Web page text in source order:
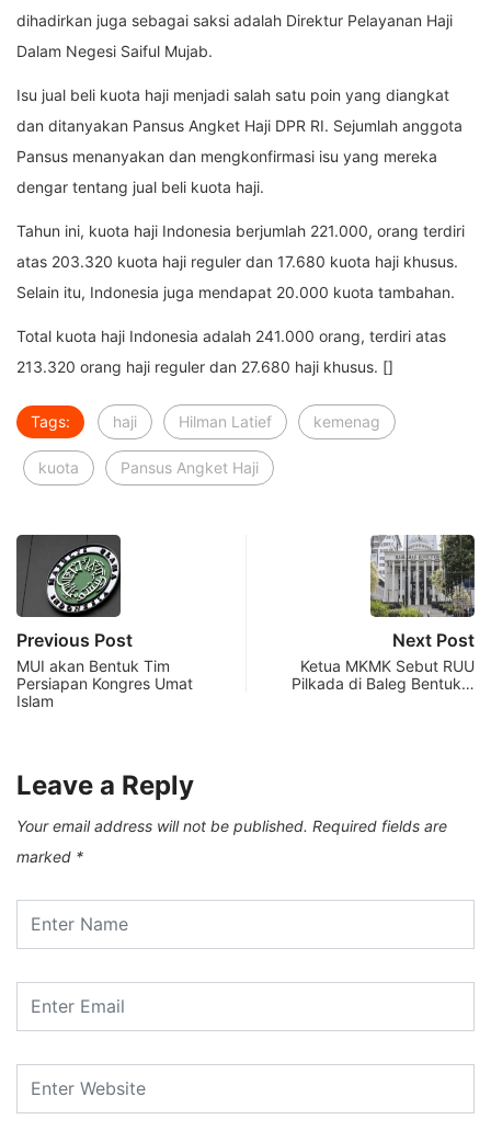
dihadirkan juga sebagai saksi adalah Direktur Pelayanan Haji
Dalam Negesi Saiful Mujab.
Isu jual beli kuota haji menjadi salah satu poin yang diangkat
dan ditanyakan Pansus Angket Haji DPR RI. Sejumlah anggota
Pansus menanyakan dan mengkonfirmasi isu yang mereka
dengar tentang jual beli kuota haji.
Tahun ini, kuota haji Indonesia berjumlah 221.000, orang terdiri
atas 203.320 kuota haji reguler dan 17.680 kuota haji khusus.
Selain itu, Indonesia juga mendapat 20.000 kuota tambahan.
Total kuota haji Indonesia adalah 241.000 orang, terdiri atas
213.320 orang haji reguler dan 27.680 haji khusus. []
Tags: haji Hilman Latief kemenag
kuota Pansus Angket Haji
Previous Post
MUI akan Bentuk Tim
Persiapan Kongres Umat
Islam
Next Post
Ketua MKMK Sebut RUU
Pilkada di Baleg Bentuk…
Leave a Reply
Your email address will not be published. Required fields are
marked *